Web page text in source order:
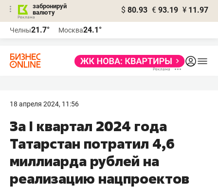
забронируй
валюту
$ 80.93 € 93.19 ¥ 11.97
Челны21.7° Москва24.1°
18 апреля 2024, 11:56
За I квартал 2024 года
Татарстан потратил 4,6
миллиарда рублей на
реализацию нацпроектов